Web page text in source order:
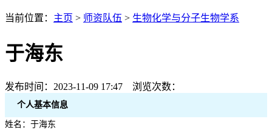
当前位置： 主页 > 师资队伍 > 生物化学与分子生物学系
于海东
发布时间：2023-11-09 17:47 浏览次数：
个人基本信息
姓名：于海东